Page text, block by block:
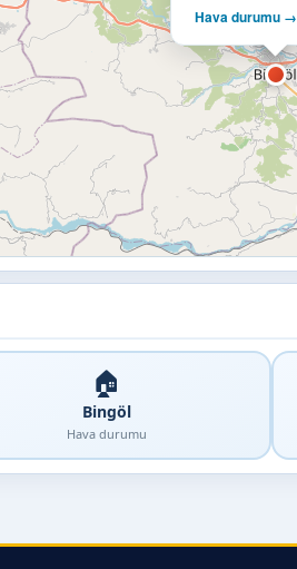
Hava durumu →
🏠
Bingöl
Hava durumu